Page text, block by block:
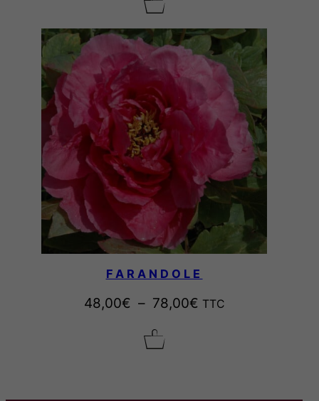
FARANDOLE
48,00€ – 78,00€PTTC